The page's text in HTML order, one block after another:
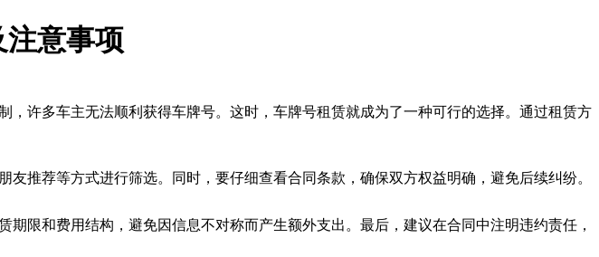
意事项
许多车主无法顺利获得车牌号。这时，车牌号租赁就成为了一种可行的选择。通过租赁方
推荐等方式进行筛选。同时，要仔细查看合同条款，确保双方权益明确，避免后续纠纷。
限和费用结构，避免因信息不对称而产生额外支出。最后，建议在合同中注明违约责任，